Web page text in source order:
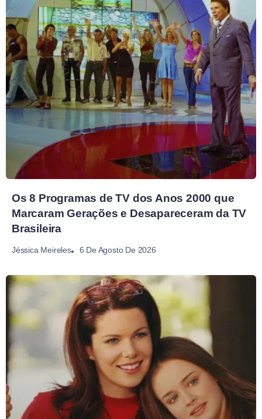
Os 8 Programas de TV dos Anos 2000 que
Marcaram Gerações e Desapareceram da TV
Brasileira
Jéssica Meireles 6 De Agosto De 2026